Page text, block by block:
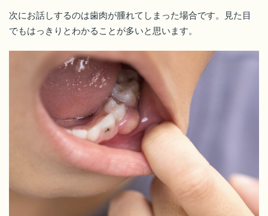
次にお話しするのは歯肉が腫れてしまった場合です。見た目
でもはっきりとわかることが多いと思います。